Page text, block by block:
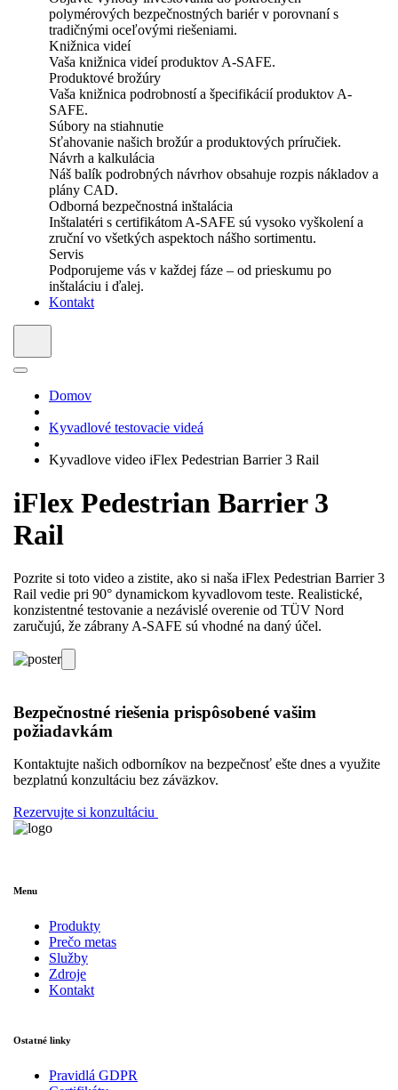
polymérových bezpečnostných bariér v porovnaní s
tradičnými oceľovými riešeniami.
Knižnica videí
Vaša knižnica videí produktov A-SAFE.
Produktové brožúry
Vaša knižnica podrobností a špecifikácií produktov A-
SAFE.
Súbory na stiahnutie
Sťahovanie našich brožúr a produktových príručiek.
Návrh a kalkulácia
Náš balík podrobných návrhov obsahuje rozpis nákladov a
plány CAD.
Odborná bezpečnostná inštalácia
Inštalatéri s certifikátom A-SAFE sú vysoko vyškolení a
zruční vo všetkých aspektoch nášho sortimentu.
Servis
Podporujeme vás v každej fáze – od prieskumu po
inštaláciu i ďalej.
Kontakt
Domov
Kyvadlové testovacie videá
Kyvadlove video iFlex Pedestrian Barrier 3 Rail
iFlex Pedestrian Barrier 3
Rail
Pozrite si toto video a zistite, ako si naša iFlex Pedestrian Barrier 3
Rail vedie pri 90° dynamickom kyvadlovom teste. Realistické,
konzistentné testovanie a nezávislé overenie od TÜV Nord
zaručujú, že zábrany A-SAFE sú vhodné na daný účel.
Bezpečnostné riešenia prispôsobené vašim
požiadavkám
Kontaktujte našich odborníkov na bezpečnosť ešte dnes a využite
bezplatnú konzultáciu bez záväzkov.
Rezervujte si konzultáciu
Menu
Produkty
Prečo metas
Služby
Zdroje
Kontakt
Ostatné linky
Pravidlá GDPR